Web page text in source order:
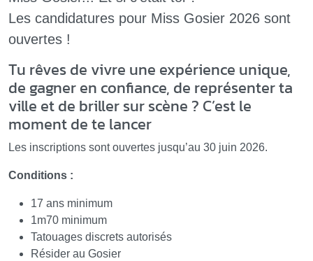
Les candidatures pour Miss Gosier 2026 sont
ouvertes !
Tu rêves de vivre une expérience unique,
de gagner en confiance, de représenter ta
ville et de briller sur scène ? C’est le
moment de te lancer
Les inscriptions sont ouvertes jusqu’au 30 juin 2026.
Conditions :
17 ans minimum
1m70 minimum
Tatouages discrets autorisés
Résider au Gosier